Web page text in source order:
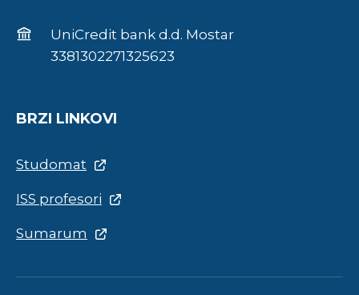
UniCredit bank d.d. Mostar
3381302271325623
BRZI LINKOVI
Studomat
ISS profesori
Sumarum